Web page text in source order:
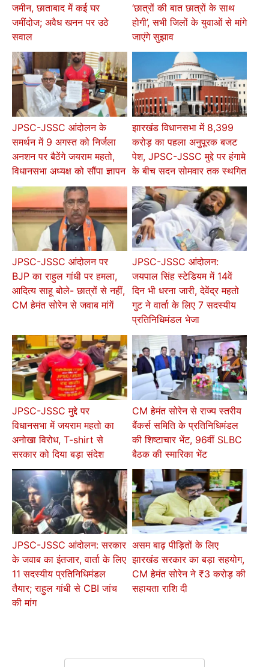
जमीन, छाताबाद में कई घर
जमींदोज; अवैध खनन पर उठे
सवाल
‘छात्रों की बात छात्रों के साथ
होगी’, सभी जिलों के युवाओं से मांगे
जाएंगे सुझाव
JPSC-JSSC आंदोलन के
समर्थन में 9 अगस्त को निर्जला
अनशन पर बैठेंगे जयराम महतो,
विधानसभा अध्यक्ष को सौंपा ज्ञापन
झारखंड विधानसभा में 8,399
करोड़ का पहला अनुपूरक बजट
पेश, JPSC-JSSC मुद्दे पर हंगामे
के बीच सदन सोमवार तक स्थगित
JPSC-JSSC आंदोलन पर
BJP का राहुल गांधी पर हमला,
आदित्य साहू बोले- छात्रों से नहीं,
CM हेमंत सोरेन से जवाब मांगें
JPSC-JSSC आंदोलन:
जयपाल सिंह स्टेडियम में 14वें
दिन भी धरना जारी, देवेंद्र महतो
गुट ने वार्ता के लिए 7 सदस्यीय
प्रतिनिधिमंडल भेजा
JPSC-JSSC मुद्दे पर
विधानसभा में जयराम महतो का
अनोखा विरोध, T-shirt से
सरकार को दिया बड़ा संदेश
CM हेमंत सोरेन से राज्य स्तरीय
बैंकर्स समिति के प्रतिनिधिमंडल
की शिष्टाचार भेंट, 96वीं SLBC
बैठक की स्मारिका भेंट
JPSC-JSSC आंदोलन: सरकार
के जवाब का इंतजार, वार्ता के लिए
11 सदस्यीय प्रतिनिधिमंडल
तैयार; राहुल गांधी से CBI जांच
की मांग
असम बाढ़ पीड़ितों के लिए
झारखंड सरकार का बड़ा सहयोग,
CM हेमंत सोरेन ने ₹3 करोड़ की
सहायता राशि दी